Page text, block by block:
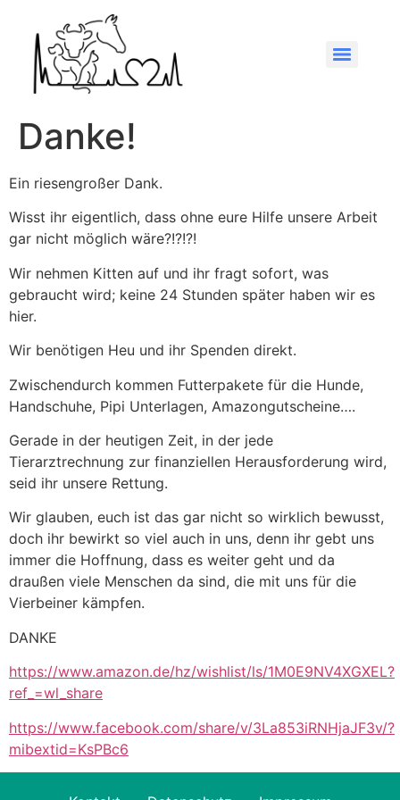
Danke!
Ein riesengroßer Dank.
Wisst ihr eigentlich, dass ohne eure Hilfe unsere Arbeit
gar nicht möglich wäre?!?!?!
Wir nehmen Kitten auf und ihr fragt sofort, was
gebraucht wird; keine 24 Stunden später haben wir es
hier.
Wir benötigen Heu und ihr Spenden direkt.
Zwischendurch kommen Futterpakete für die Hunde,
Handschuhe, Pipi Unterlagen, Amazongutscheine….
Gerade in der heutigen Zeit, in der jede
Tierarztrechnung zur finanziellen Herausforderung wird,
seid ihr unsere Rettung.
Wir glauben, euch ist das gar nicht so wirklich bewusst,
doch ihr bewirkt so viel auch in uns, denn ihr gebt uns
immer die Hoffnung, dass es weiter geht und da
draußen viele Menschen da sind, die mit uns für die
Vierbeiner kämpfen.
DANKE
https://www.amazon.de/hz/wishlist/ls/1M0E9NV4XGXEL?
ref_=wl_share
https://www.facebook.com/share/v/3La853iRNHjaJF3v/?
mibextid=KsPBc6